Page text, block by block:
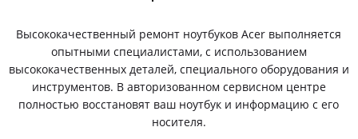
Высококачественный ремонт ноутбуков Acer выполняется
опытными специалистами, с использованием
высококачественных деталей, специального оборудования и
инструментов. В авторизованном сервисном центре
полностью восстановят ваш ноутбук и информацию с его
носителя.